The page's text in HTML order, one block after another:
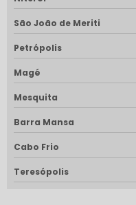
São João de Meriti
Petrópolis
Magé
Mesquita
Barra Mansa
Cabo Frio
Teresópolis